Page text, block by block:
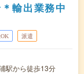
輸出業務中
派遣
駅から徒歩13分